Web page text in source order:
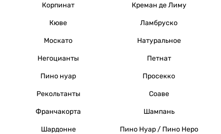
Корпинат Креман де Лиму
Кюве Ламбруско
Москато Натуральное
Негоцианты Петнат
Пино нуар Просекко
Рекольтанты Соаве
Франчакорта Шампань
Шардонне Пино Нуар / Пино Неро